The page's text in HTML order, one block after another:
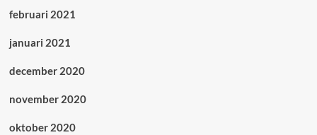
februari 2021
januari 2021
december 2020
november 2020
oktober 2020